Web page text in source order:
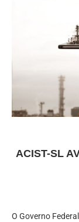
ACIST-SL
O Governo